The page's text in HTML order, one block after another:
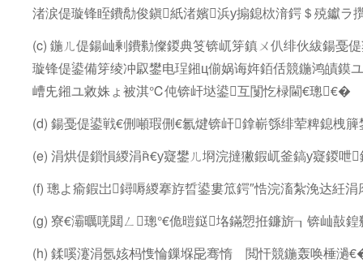
渚涙偍璇锋眰鐨勪俊鎭紙渚嬪浜у搧鎴栨湇鍔＄殑钀
(c) 鍦ㄦ偍鍚屾剰鐨勬儏鍐典笅锛屼笌鎮ㄨ仈绯伙紱鍚
璇锋偍鍙備笌绫冲叞鐢电珵鎺ц偂娲诲姩銆佸競鍦鸿皟
嶆兂鎺ユ敹姝ょ被淇℃伅锛屽垯鍙互闅忔椂閫€璁€�
(d) 鍚戞偍鍙戦€侀噸瑕侀€氱煡锛屽鎿嶄綔绯荤粺鎴栧
(e) 涓烘偍鎻愪緵涓€у寲鐢ㄦ埛浣撻獙鍜屼釜鎬у寲鍐呭
(f) 璁よ瘉鍜岀鐞嗕緵搴斿晢鍙婁笟鍔″悎浣滀紮浼达紝
(g) 寮€灞曞唴閮ㄥ璁°€佹暟鎹垎鏋愬拰鐮旂┒锛屾敼
(h) 鍒嗘瀽涓氬姟杩愯惀鏁堢巼骞惰 閲忓競鍦轰唤棰濄